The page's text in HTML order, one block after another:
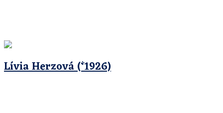
Lívia Herzová (*1926)